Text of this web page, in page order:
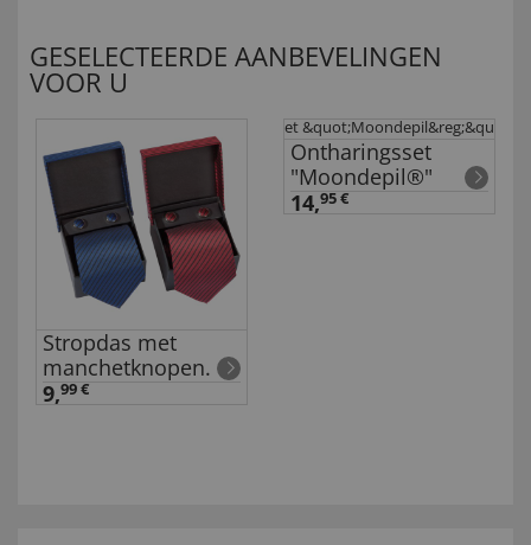
GESELECTEERDE AANBEVELINGEN
VOOR U
Stropdas met
manchetknopen.
9,99 €
Ontharingsset
"Moondepil®"
14,95 €